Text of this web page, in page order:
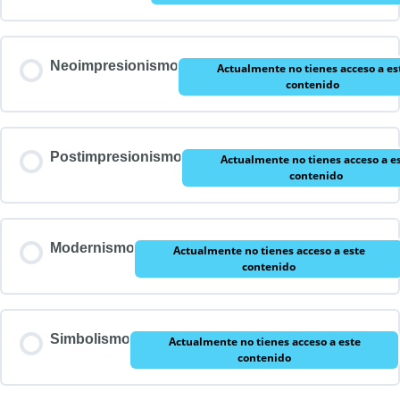
Neoimpresionismo
Actualmente no tienes acceso a
contenido
Postimpresionismo
Actualmente no tienes acceso a
contenido
Modernismo
Actualmente no tienes acceso a este
contenido
Simbolismo
Actualmente no tienes acceso a este
contenido